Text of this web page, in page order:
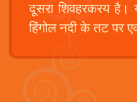
दूसरा शिवहरकरय है।
हिंगोल नदी के तट पर